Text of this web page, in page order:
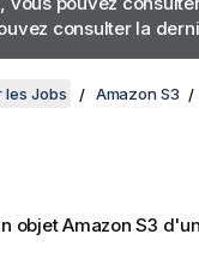
consulter la
les Jobs Amazon S3
objet Amazon S3